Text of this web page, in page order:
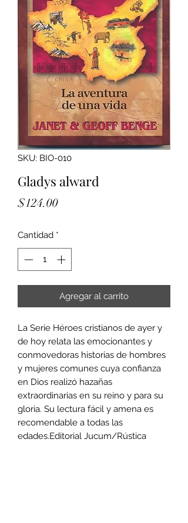
SKU: BIO-010
Gladys alward
$124.00Precio
Cantidad *
Agregar al carrito
La Serie Héroes cristianos de ayer y
de hoy relata las emocionantes y
conmovedoras historias de hombres
y mujeres comunes cuya confianza
en Dios realizó hazañas
extraordinarias en su reino y para su
gloria. Su lectura fácil y amena es
recomendable a todas las
edades.Editorial Jucum/Rústica